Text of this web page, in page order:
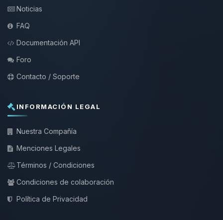
Noticias
FAQ
Documentación API
Foro
Contacto / Soporte
INFORMACIÓN LEGAL
Nuestra Compañía
Menciones Legales
Términos / Condiciones
Condiciones de colaboración
Política de Privacidad